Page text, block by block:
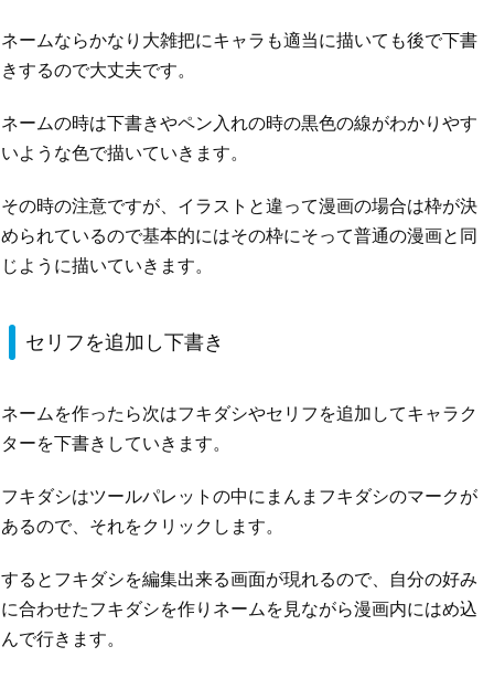
ネームならかなり大雑把にキャラも適当に描いても後で下書
きするので大丈夫です。
ネームの時は下書きやペン入れの時の黒色の線がわかりやす
いような色で描いていきます。
その時の注意ですが、イラストと違って漫画の場合は枠が決
められているので基本的にはその枠にそって普通の漫画と同
じように描いていきます。
セリフを追加し下書き
ネームを作ったら次はフキダシやセリフを追加してキャラク
ターを下書きしていきます。
フキダシはツールパレットの中にまんまフキダシのマークが
あるので、それをクリックします。
するとフキダシを編集出来る画面が現れるので、自分の好み
に合わせたフキダシを作りネームを見ながら漫画内にはめ込
んで行きます。